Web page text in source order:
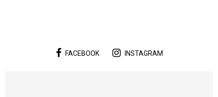
FACEBOOK INSTAGRAM